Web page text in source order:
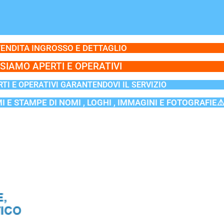
INGROSSO E DETTAGLIO
SIAMO APERTI E OPERATIVI
E OPERATIVI GARANTENDOVI IL SERVIZIO
E STAMPE DI NOMI , LOGHI , IMMAGINI E